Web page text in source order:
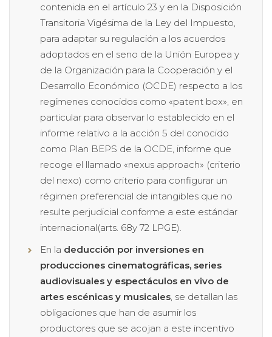
contenida en el artículo 23 y en la Disposición
Transitoria Vigésima de la Ley del Impuesto,
para adaptar su regulación a los acuerdos
adoptados en el seno de la Unión Europea y
de la Organización para la Cooperación y el
Desarrollo Económico (OCDE) respecto a los
regímenes conocidos como «patent box», en
particular para observar lo establecido en el
informe relativo a la acción 5 del conocido
como Plan BEPS de la OCDE, informe que
recoge el llamado «nexus approach» (criterio
del nexo) como criterio para configurar un
régimen preferencial de intangibles que no
resulte perjudicial conforme a este estándar
internacional(arts. 68y 72 LPGE).
En la deducción por inversiones en
producciones cinematográficas, series
audiovisuales y espectáculos en vivo de
artes escénicas y musicales, se detallan las
obligaciones que han de asumir los
productores que se acojan a este incentivo